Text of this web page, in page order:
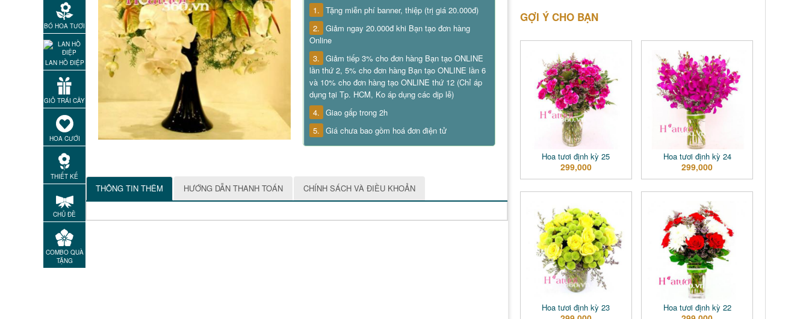
BÓ HOA TƯƠI
LAN HỒ ĐIỆP
GIỎ TRÁI CÂY
HOA CƯỚI
THIẾT KẾ
CHỦ ĐỀ
COMBO QUÀ
TẶNG
1. Tặng miễn phí banner, thiệp (trị giá 20.000đ)
2. Giảm ngay 20.000đ khi Bạn tạo đơn hàng
Online
3. Giảm tiếp 3% cho đơn hàng Bạn tạo ONLINE
lần thứ 2, 5% cho đơn hàng Bạn tạo ONLINE lần 6
và 10% cho đơn hàng tạo ONLINE thứ 12 (Chỉ áp
dụng tại Tp. HCM, Ko áp dụng các dịp lễ)
4. Giao gấp trong 2h
5. Giá chưa bao gồm hoá đơn điện tử
THÔNG TIN THÊM HƯỚNG DẪN THANH TOÁN CHÍNH SÁCH VÀ ĐIỀU KHOẢN
GỢI Ý CHO BẠN
Hoa tươi định kỳ 25
299,000
Hoa tươi định kỳ 24
299,000
Hoa tươi định kỳ 23 Hoa tươi định kỳ 22